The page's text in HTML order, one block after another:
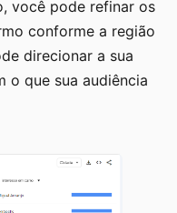
você pode refinar os
conforme a região
direcionar a sua
o que sua audiência